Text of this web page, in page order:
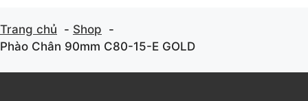
Trang chủ
Shop
Phào Chân 90mm C80-15-E GOLD